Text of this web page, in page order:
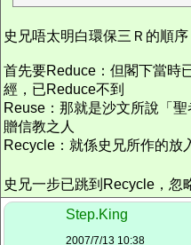
史兄唔太明白環保三Ｒ的順
首先要Reduce：但閣下當時
經，已Reduce不到
Reuse：那就是沙文所說「
贈信教之人
Recycle：就係史兄所作的放
史兄一步已跳到Recycle，忽
Step.King
2007/7/13 10:38